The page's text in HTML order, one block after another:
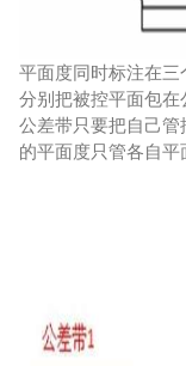
平面度同时标注在
分别把被控平面包
公差带只要把自己
的平面度只管各自平